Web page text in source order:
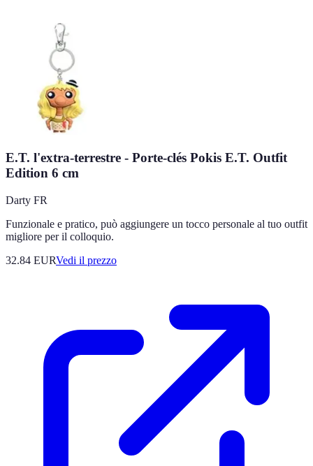
E.T. l'extra-terrestre - Porte-clés Pokis E.T. Outfit
Edition 6 cm
Darty FR
Funzionale e pratico, può aggiungere un tocco personale al tuo outfit
migliore per il colloquio.
32.84 EURVedi il prezzo